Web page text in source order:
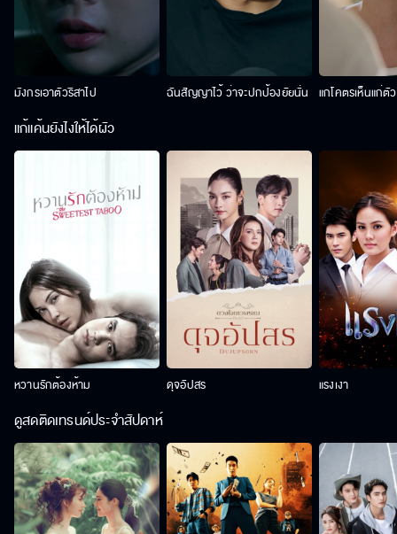
มังกรเอาตัวริสาไป ฉันสัญญาไว้ ว่าจะปกป้องยัยนั่น แกโคตรเห็นแก่ตั
แก้แค้นยังไงให้ได้ผัว
หวานรักต้องห้าม ดุจอัปสร แรงเงา
ดูสดติดเทรนด์ประจำสัปดาห์